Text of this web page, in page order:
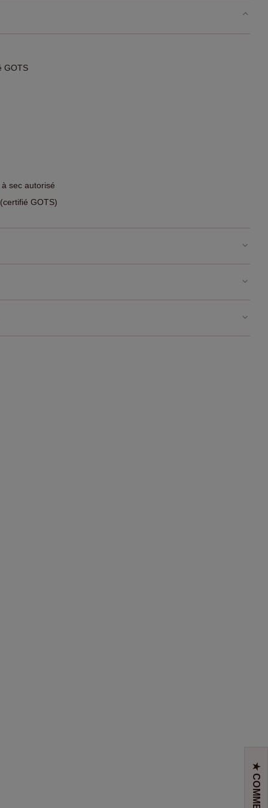
GOTS
sec autorisé
GOTS)